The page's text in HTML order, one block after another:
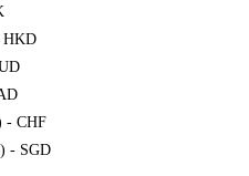
HKD
- CHF
- SGD